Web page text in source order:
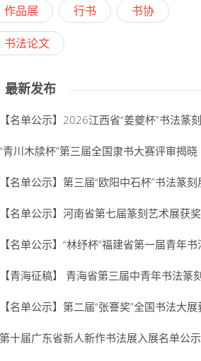
作品展 行书 书协
书法论文
最新发布
第十届广东省新人新作书法展入展名单公示